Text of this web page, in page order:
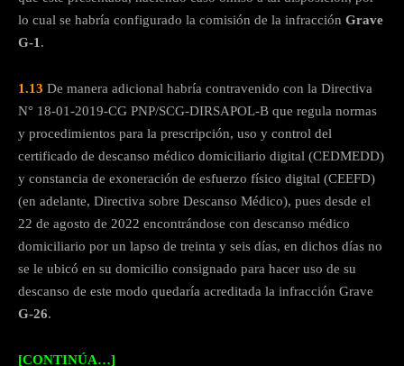
lo cual se habría configurado la comisión de la infracción Grave
G-1 .
1.13 De manera adicional habría contravenido con la Directiva
N° 18-01-2019-CG PNP/SCG-DIRSAPOL-B que regula normas
y procedimientos para la prescripción, uso y control del
certificado de descanso médico domiciliario digital (CEDMEDD)
y constancia de exoneración de esfuerzo físico digital (CEEFD)
(en adelante, Directiva sobre Descanso Médico), pues desde el
22 de agosto de 2022 encontrándose con descanso médico
domiciliario por un lapso de treinta y seis días, en dichos días no
se le ubicó en su domicilio consignado para hacer uso de su
descanso de este modo quedaría acreditada la infracción Grave
G-26.
[CONTINÚA…]